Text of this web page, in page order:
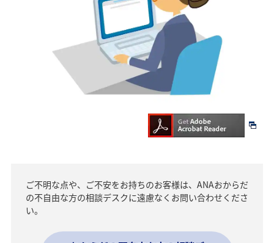
ご不明な点や、ご不安をお持ちのお客様は、ANAおからだ
の不自由な方の相談デスクに遠慮なくお問い合わせくださ
い。